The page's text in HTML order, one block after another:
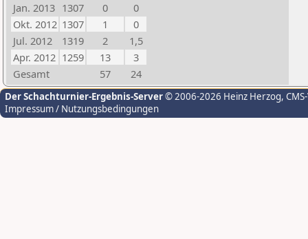
Jan. 2013 1307 0
0
Okt. 2012 1307 1
0
Jul. 2012
1319 2
1,5
Apr. 2012 1259 13
3
Gesamt
57 24
Der Schachturnier-Ergebnis-Server© 2006-2026 Heinz Herzog,
Impressum / Nutzungsbedingungen